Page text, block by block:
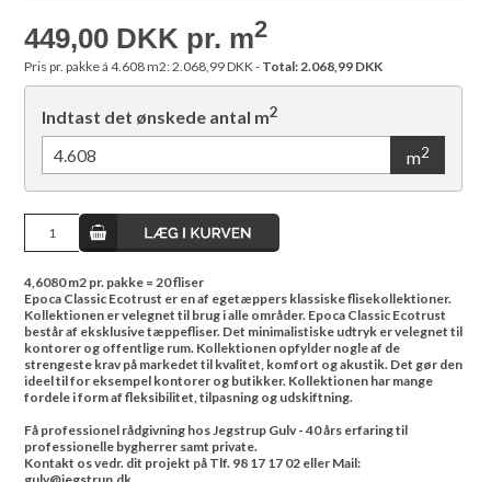
449,00 DKK pr. m2
Pris pr. pakke á 4.608 m2: 2.068,99 DKK - Total: 2.068,99 DKK
Indtast det ønskede antal m2
m2
4,6080 m2 pr. pakke = 20 fliser
Epoca Classic Ecotrust er en af egetæppers klassiske flisekollektioner.
Kollektionen er velegnet til brug i alle områder. Epoca Classic Ecotrust
består af eksklusive tæppefliser. Det minimalistiske udtryk er velegnet til
kontorer og offentlige rum. Kollektionen opfylder nogle af de
strengeste krav på markedet til kvalitet, komfort og akustik. Det gør den
ideel til for eksempel kontorer og butikker. Kollektionen har mange
fordele i form af fleksibilitet, tilpasning og udskiftning.
Få professionel rådgivning hos Jegstrup Gulv - 40 års erfaring til
professionelle bygherrer samt private.
Kontakt os vedr. dit projekt på Tlf. 98 17 17 02 eller Mail: